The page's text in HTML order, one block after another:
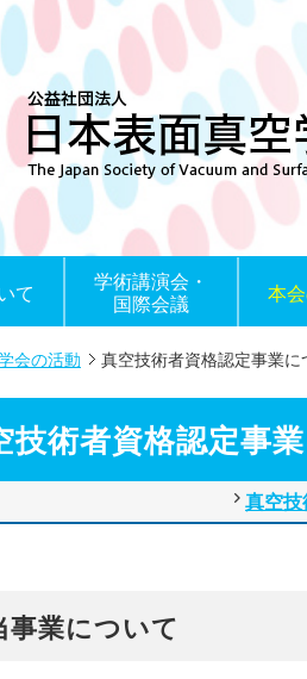
て
学術講演会・
国際会議
本
会の活動 真空技術者資格認定事業に
技術者資格認定事
真空
事業について